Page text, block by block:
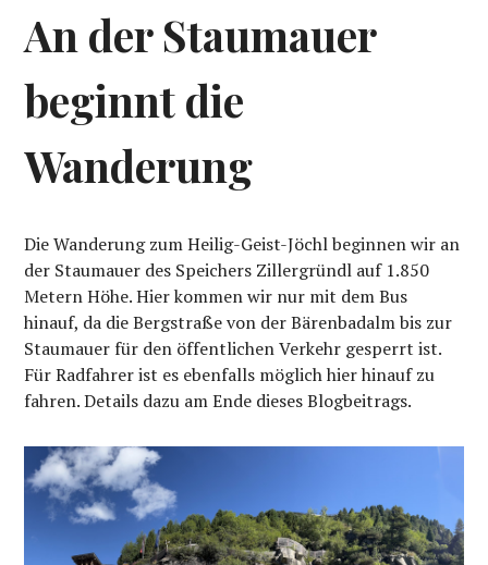
An der Staumauer
beginnt die
Wanderung
Die Wanderung zum Heilig-Geist-Jöchl beginnen wir an
der Staumauer des Speichers Zillergründl auf 1.850
Metern Höhe. Hier kommen wir nur mit dem Bus
hinauf, da die Bergstraße von der Bärenbadalm bis zur
Staumauer für den öffentlichen Verkehr gesperrt ist.
Für Radfahrer ist es ebenfalls möglich hier hinauf zu
fahren. Details dazu am Ende dieses Blogbeitrags.